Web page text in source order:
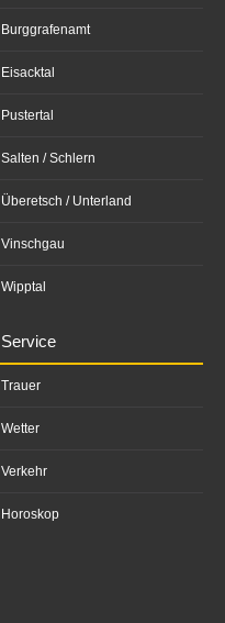
Burggrafenamt
Eisacktal
Pustertal
Salten / Schlern
Überetsch / Unterland
Vinschgau
Wipptal
Service
Trauer
Wetter
Verkehr
Horoskop